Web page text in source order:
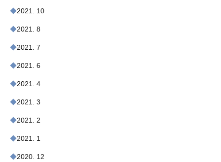
2021. 10
2021. 8
2021. 7
2021. 6
2021. 4
2021. 3
2021. 2
2021. 1
2020. 12